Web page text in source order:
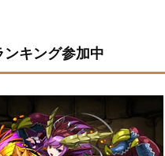
ンキング参加中